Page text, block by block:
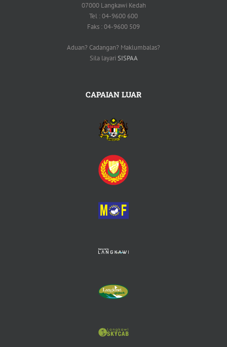
07000 Langkawi Kedah
Tel : 04-9600 600
Faks : 04-9600 509
Aduan? Cadangan? Maklumbalas?
Sila layari SISPAA
CAPAIAN LUAR